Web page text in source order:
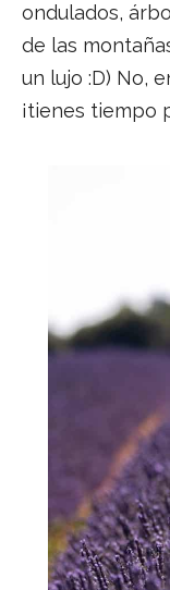
ondulados,
de las
un lujo :D) No,
¡tienes tiempo